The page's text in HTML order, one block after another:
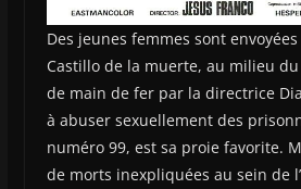
Des jeunes femmes sont
Castillo de la muerte, au milieu
de main de fer par la directrice
à abuser sexuellement des
numéro 99, est sa proie favorite.
de morts inexpliquées au sein de